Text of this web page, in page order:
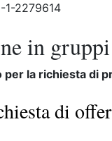
2279614
in gruppi
per la richiesta di
di